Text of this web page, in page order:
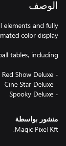
الوصف
elements and fully
- Spooky Deluxe
منشور بواسطة
Magic Pixel Kft.